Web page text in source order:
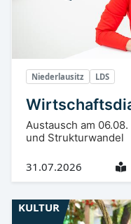
Niederlausitz LDS
Austausch am
und Strukturwandel
31.07.2026
KULTUR